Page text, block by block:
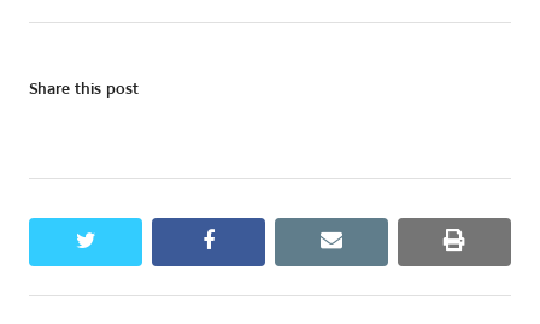
Share this post
twitter facebook email print